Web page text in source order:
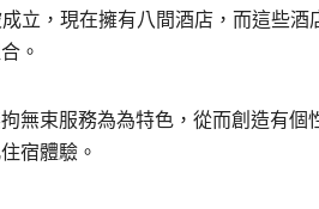
立，現在擁有八間酒店，而這些
。
無束服務為為特色，從而創造有
宿體驗。